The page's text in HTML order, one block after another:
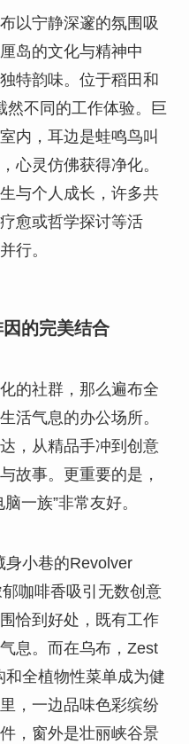
以宁静深邃的氛围吸
岛的文化与精神中
特韵味。位于稻田和
然不同的工作体验。巨
内，耳边是蛙鸣鸟叫
心灵仿佛获得净化。
与个人成长，许多共
愈或哲学探讨等活
行。
的完美结合
的社群，那么遍布全
活气息的办公场所。
，从精品手冲到创意
故事。更重要的是，
一族”非常友好。
身小巷的Revolver
咖啡香吸引无数创意
恰到好处，既有工作
息。而在乌布，Zest
全植物性菜单成为健
，一边品味色彩缤纷
，窗外是壮丽峡谷景